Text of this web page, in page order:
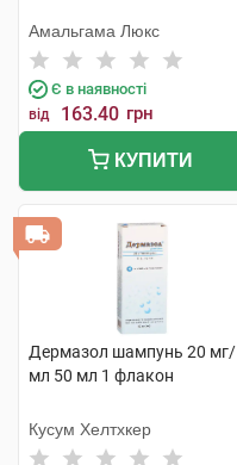
Амальгама Люкс
Є в наявності
від 163.40 грн
КУПИТИ
Дермазол шампунь 20 мг/
мл 50 мл 1 флакон
Кусум Хелтхкер